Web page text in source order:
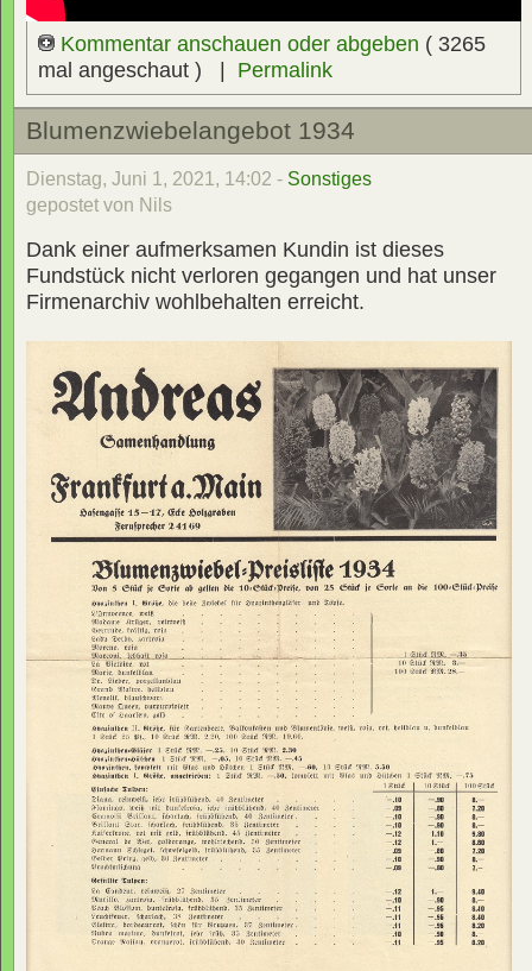
Kommentar anschauen oder abgeben ( 3265
mal angeschaut ) | Permalink
Blumenzwiebelangebot 1934
Dienstag, Juni 1, 2021, 14:02 - Sonstiges
gepostet von Nils
Dank einer aufmerksamen Kundin ist dieses
Fundstück nicht verloren gegangen und hat unser
Firmenarchiv wohlbehalten erreicht.